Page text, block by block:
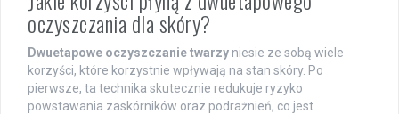
oczyszczania dla skóry?
Dwuetapowe oczyszczanie twarzy niesie ze sobą wiele
korzyści, które korzystnie wpływają na stan skóry. Po
pierwsze, ta technika skutecznie redukuje ryzyko
powstawania zaskórników oraz podrażnień, co jest